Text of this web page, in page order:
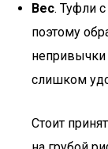
Вес. Туфли
поэтому
непривычки
слишком
Стоит